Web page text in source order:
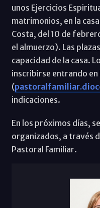
unos Ejercicios
matrimonios, en la
Costa, del 10 de
el almuerzo). Las
capacidad de la casa.
inscribirse entrando en
(
indicaciones.
En los próximos días,
organizados, a través
Pastoral Familiar.